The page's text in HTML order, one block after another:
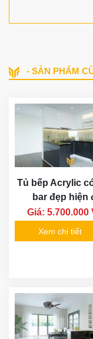
- SẢN PHẨM
Tủ bếp Acrylic
bar đẹp hiện
Giá: 5.700.000
Xem chi tiết